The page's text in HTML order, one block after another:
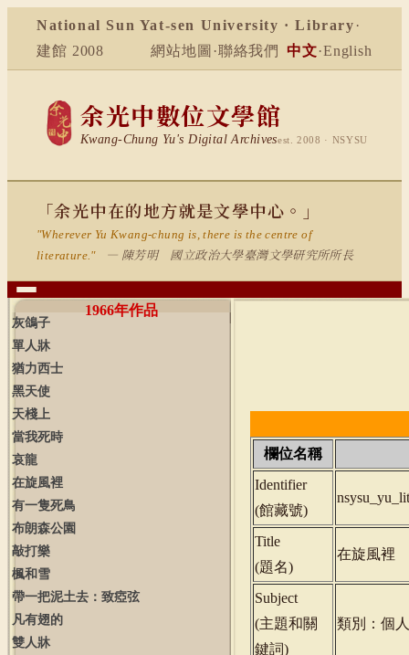
National Sun Yat-sen University · Library ·
建館 2008
網站地圖 ·聯絡我們 中文·English
余光中數位文學館
Kwang-Chung Yu's Digital Archivesest. 2008 · NSYSU
「余光中在的地方就是文學中心。」
"Wherever Yu Kwang-chung is, there is the centre of
literature."
— 陳芳明 國立政治大學臺灣文學研究所所長
1966年作品
灰鴿子
單人牀
猶力西士
黑天使
天棧上
當我死時
哀龍
在旋風裡
有一隻死鳥
布朗森公園
敲打樂
楓和雪
帶一把泥土去：致瘂弦
凡有翅的
雙人牀
欄位名稱
Identifier
(館藏號)
Title
(題名)
在旋風裡
Subject
(主題和關
鍵詞)
類別：個